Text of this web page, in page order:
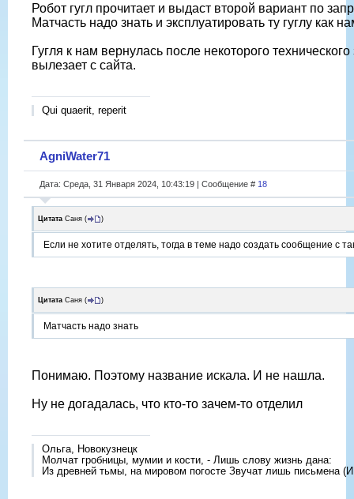
Робот гугл прочитает и выдаст второй вариант по
Матчасть надо знать и эксплуатировать ту гуглу как
Гугля к нам вернулась после некоторого
вылезает с сайта.
Qui quaerit, reperit
AgniWater71
Дата: Среда, 31 Января 2024, 10:43:19 | Сообщение # 18
Цитата Саня ( )
Если не хотите отделять, тогда в теме надо создать сообщение с
Цитата Саня ( )
Матчасть надо знать
Понимаю. Поэтому название искала. И не нашла.
Ну не догадалась, что кто-то зачем-то отделил
Ольга, Новокузнецк
Молчат гробницы, мумии и кости, - Лишь слову жизнь дана:
Из древней тьмы, на мировом погосте Звучат лишь письмена